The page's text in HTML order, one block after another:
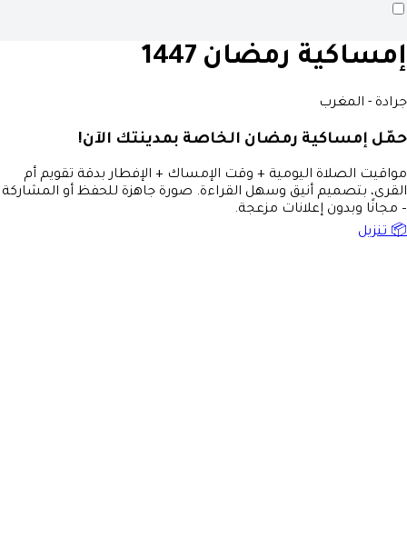
إمساكية رمضان 1447
جرادة - المغرب
حمّل إمساكية رمضان الخاصة بمدينتك الآن!
مواقيت الصلاة اليومية + وقت الإمساك + الإفطار بدقة تقويم أم
القرى، بتصميم أنيق وسهل القراءة. صورة جاهزة للحفظ أو المشاركة
– مجانًا وبدون إعلانات مزعجة.
📦 تنزيل